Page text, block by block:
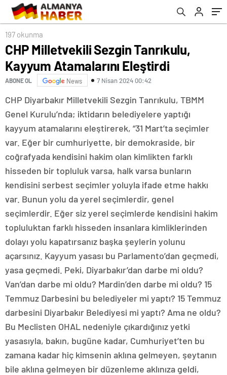
197 okunma
CHP Milletvekili Sezgin Tanrıkulu,
Kayyum Atamalarını Eleştirdi
ABONE OL News 7 Nisan 2024 00:42
CHP Diyarbakır Milletvekili Sezgin Tanrıkulu, TBMM
Genel Kurulu’nda; iktidarın belediyelere yaptığı
kayyum atamalarını eleştirerek, “31 Mart’ta seçimler
var. Eğer bir cumhuriyette, bir demokraside, bir
coğrafyada kendisini hakim olan kimlikten farklı
hisseden bir topluluk varsa, halk varsa bunların
kendisini serbest seçimler yoluyla ifade etme hakkı
var. Bunun yolu da yerel seçimlerdir, genel
seçimlerdir. Eğer siz yerel seçimlerde kendisini hakim
topluluktan farklı hisseden insanlara kimliklerinden
dolayı yolu kapatırsanız başka şeylerin yolunu
açarsınız. Kayyum yasası bu Parlamento’dan geçmedi,
yasa geçmedi. Peki, Diyarbakır’dan darbe mi oldu?
Van’dan darbe mi oldu? Mardin’den darbe mi oldu? 15
Temmuz Darbesini bu belediyeler mi yaptı? 15 Temmuz
darbesini Diyarbakır Belediyesi mi yaptı? Ama ne oldu?
Bu Meclisten OHAL nedeniyle çıkardığınız yetki
yasasıyla, bakın, bugüne kadar, Cumhuriyet’ten bu
zamana kadar hiç kimsenin aklına gelmeyen, şeytanın
bile aklına gelmeyen bir düzenleme aklınıza geldi,
paylaştı